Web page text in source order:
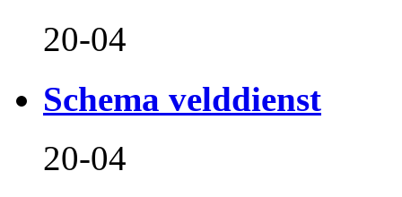
20-04
Schema velddienst
20-04